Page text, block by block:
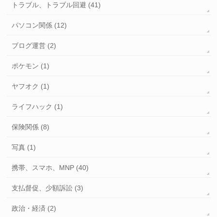
トラブル、トラブル回避 (41)
パソコン関係 (12)
ブログ運営 (2)
ポケモン (1)
ヤフオク (1)
ライフハック (1)
保険関係 (8)
写真 (1)
携帯、スマホ、MNP (40)
支払督促、少額訴訟 (3)
政治・経済 (2)